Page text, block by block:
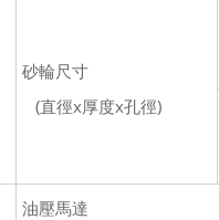
砂輪尺寸
(直徑x厚度x孔徑)
油壓馬達